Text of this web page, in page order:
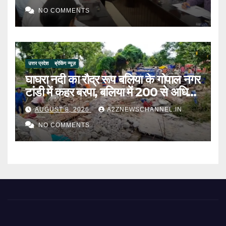
NO COMMENTS
उत्तर प्रदेश ब्रेकिंग न्यूज़
घाघरा नदी का रौद्र रूप बलिया के गोपाल नगर
टांडी में कहर बरपा, बलिया में 200 से अधिक
परिवार बेघर
AUGUST 8, 2026 A2ZNEWSCHANNEL.IN
NO COMMENTS